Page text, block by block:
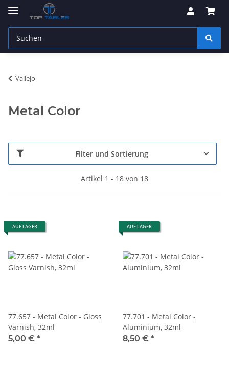
Vallejo
Metal Color
Filter und Sortierung
Artikel 1 - 18 von 18
AUF LAGER
77.657 - Metal Color - Gloss
Varnish, 32ml
5,00 € *
AUF LAGER
77.701 - Metal Color -
Aluminium, 32ml
8,50 € *